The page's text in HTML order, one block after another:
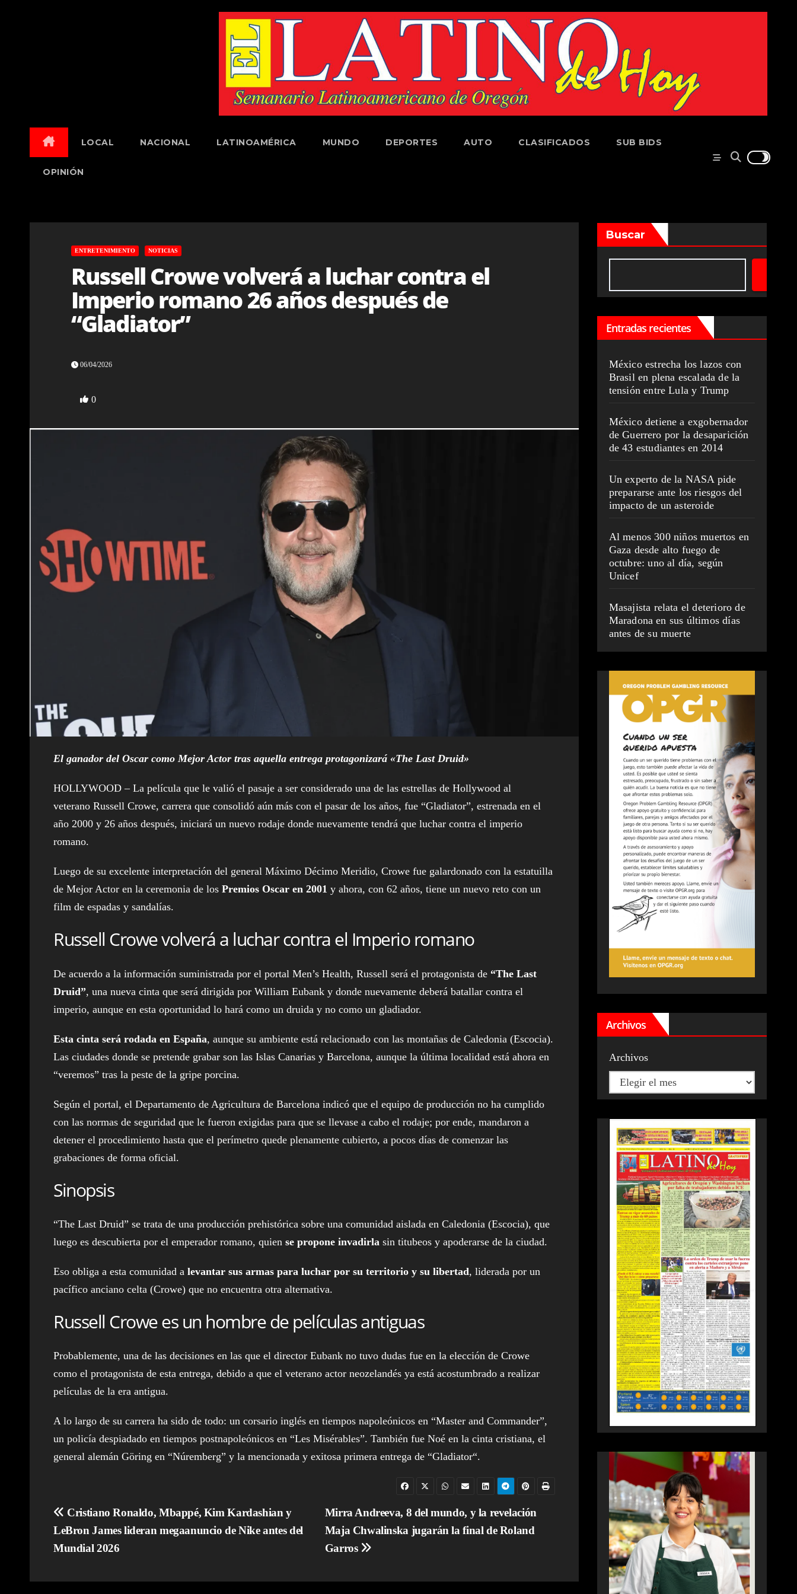
LOCAL NACIONAL LATINOAMÉRICA MUNDO DEPORTES AUTO CLASIFICADOS SUB BIDS
OPINIÓN
ENTRETENIMIENTO NOTICIAS
Russell Crowe volverá a luchar contra el
Imperio romano 26 años después de
“Gladiator”
06/04/2026
0
El ganador del Oscar como Mejor Actor tras aquella entrega protagonizará «The Last Druid»
HOLLYWOOD – La película que le valió el pasaje a ser considerado una de las estrellas de Hollywood al
veterano Russell Crowe, carrera que consolidó aún más con el pasar de los años, fue “Gladiator”, estrenada en el
año 2000 y 26 años después, iniciará un nuevo rodaje donde nuevamente tendrá que luchar contra el imperio
romano.
Luego de su excelente interpretación del general Máximo Décimo Meridio, Crowe fue galardonado con la estatuilla
de Mejor Actor en la ceremonia de los Premios Oscar en 2001 y ahora, con 62 años, tiene un nuevo reto con un
film de espadas y sandalías.
Russell Crowe volverá a luchar contra el Imperio romano
De acuerdo a la información suministrada por el portal Men’s Health, Russell será el protagonista de “The Last
Druid”, una nueva cinta que será dirigida por William Eubank y donde nuevamente deberá batallar contra el
imperio, aunque en esta oportunidad lo hará como un druida y no como un gladiador.
Esta cinta será rodada en España, aunque su ambiente está relacionado con las montañas de Caledonia (Escocia).
Las ciudades donde se pretende grabar son las Islas Canarias y Barcelona, aunque la última localidad está ahora en
“veremos” tras la peste de la gripe porcina.
Según el portal, el Departamento de Agricultura de Barcelona indicó que el equipo de producción no ha cumplido
con las normas de seguridad que le fueron exigidas para que se llevase a cabo el rodaje; por ende, mandaron a
detener el procedimiento hasta que el perímetro quede plenamente cubierto, a pocos días de comenzar las
grabaciones de forma oficial.
Sinopsis
“The Last Druid” se trata de una producción prehistórica sobre una comunidad aislada en Caledonia (Escocia), que
luego es descubierta por el emperador romano, quien se propone invadirla sin titubeos y apoderarse de la ciudad.
Eso obliga a esta comunidad a levantar sus armas para luchar por su territorio y su libertad, liderada por un
pacífico anciano celta (Crowe) que no encuentra otra alternativa.
Russell Crowe es un hombre de películas antiguas
Probablemente, una de las decisiones en las que el director Eubank no tuvo dudas fue en la elección de Crowe
como el protagonista de esta entrega, debido a que el veterano actor neozelandés ya está acostumbrado a realizar
películas de la era antigua.
A lo largo de su carrera ha sido de todo: un corsario inglés en tiempos napoleónicos en “Master and Commander”,
un policía despiadado en tiempos postnapoleónicos en “Les Misérables”. También fue Noé en la cinta cristiana, el
general alemán Göring en “Núremberg” y la mencionada y exitosa primera entrega de “Gladiator“.
Navegación
de
Mirra Andreeva, 8 del mundo, y la revelación
Maja Chwalinska jugarán la final de Roland
Garros
Cristiano Ronaldo, Mbappé, Kim Kardashian y
LeBron James lideran megaanuncio de Nike antes del
Mundial 2026
Buscar
Entradas recientes
México estrecha los lazos con
Brasil en plena escalada de la
tensión entre Lula y Trump
México detiene a exgobernador
de Guerrero por la desaparición
de 43 estudiantes en 2014
Un experto de la NASA pide
prepararse ante los riesgos del
impacto de un asteroide
Al menos 300 niños muertos en
Gaza desde alto fuego de
octubre: uno al día, según
Unicef
Masajista relata el deterioro de
Maradona en sus últimos días
antes de su muerte
Archivos
Archivos